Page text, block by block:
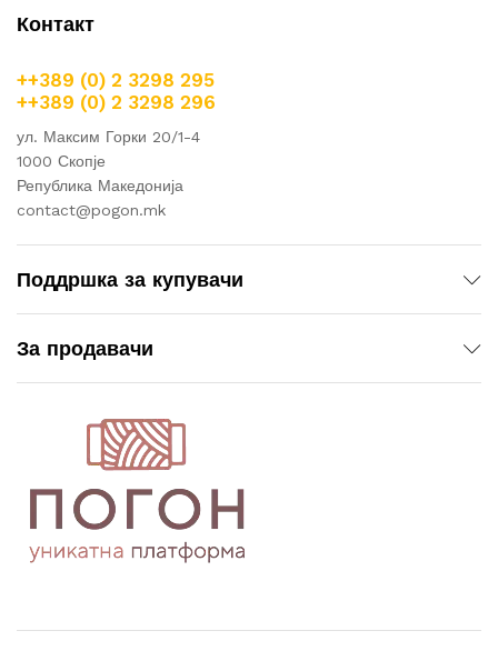
Контакт
++389 (0) 2 3298 295
++389 (0) 2 3298 296
ул. Максим Горки 20/1-4
1000 Скопје
Република Македонија
contact@pogon.mk
Поддршка за купувачи
За продавачи